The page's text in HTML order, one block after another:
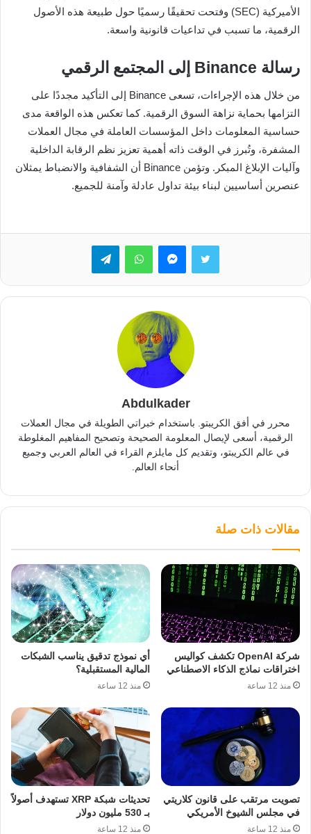
الأميركية (SEC) وفتحت تحقيقًا رسميًا حول طبيعة هذه الأصول
الرقمية، ما تسبب في تداعيات قانونية واسعة.
رسالة Binance إلى المجتمع الرقمي
من خلال هذه الإجراءات، تسعى Binance إلى التأكيد مجددًا على
التزامها بحماية نزاهة السوق الرقمية. كما تعكس هذه الواقعة مدى
حساسية المعلومات داخل المؤسسات العاملة في مجال العملات
المشفرة، وتُبرز في الوقت ذاته أهمية تعزيز نظم الرقابة الداخلية
وآليات الإبلاغ المبكر. وتؤمن Binance أن الشفافية والانضباط يمثلان
عنصرين أساسيين لبناء بيئة تداول عادلة وآمنة للجميع.
تويتر ماسنجرواتساب تيلقرام
Abdulkader
محرر في أفق الكريبتو. باستخدام خبراتي الطويلة في مجال العملات
الرقمية، أسعى لإيصال المعلومة الصحيحة وتصحيح المفاهيم المغلوطة
في عالم الكريبتو، وتقديم كل مايلزم القراء في العالم العربي وجميع
أنحاء العالم.
مقالات ذات صلة
شركة OpenAI تكشف كواليس
اختراقات نماذج الذكاء الاصطناعي
منذ 12 ساعة
أي نموذج تدقيق يناسب الشبكات
المالية المستقبلية؟
منذ 12 ساعة
تصويت مرتقب على قانون كلاريتي
في مجلس الشيوخ الأمريكي
منذ 12 ساعة
تحديثات شبكة XRP تستهدف أصولاً
بـ 530 مليون دولار
منذ 12 ساعة